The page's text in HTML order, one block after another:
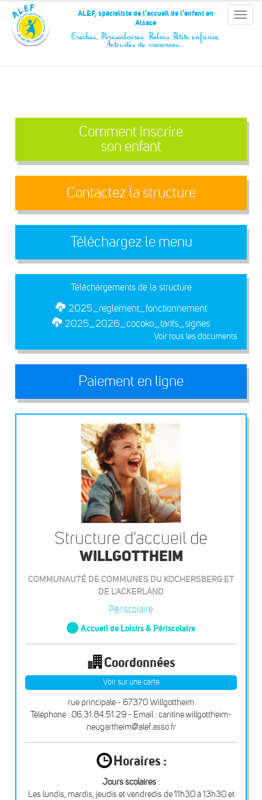
Panneau de gestion des cookies
Toggle
ALEF, spécialiste de l'accueil de l'enfant en
Alsace
Crèches, Périscolaires, Relais Petite enfance,
Activités de vacances…
Comment inscrire
son enfant
Contactez la structure
Téléchargez le menu
Téléchargements de la structure
2025_reglement_fonctionnement
2025_2026_cocoko_tarifs_signes
Voir tous les documents
Paiement en ligne
Structure d'accueil de
WILLGOTTHEIM
COMMUNAUTÉ DE COMMUNES DU KOCHERSBERG ET
DE L'ACKERLAND
Périscolaire
Accueil de Loisirs & Périscolaire
Coordonnées
Voir sur une carte
rue principale - 67370 Willgottheim
Téléphone : 06.31.84.51.29 - Email : cantine.willgottheim-
neugartheim@alef.asso.fr
Horaires :
Jours scolaires :
Les lundis, mardis, jeudis et vendredis de 11h30 à 13h30 et